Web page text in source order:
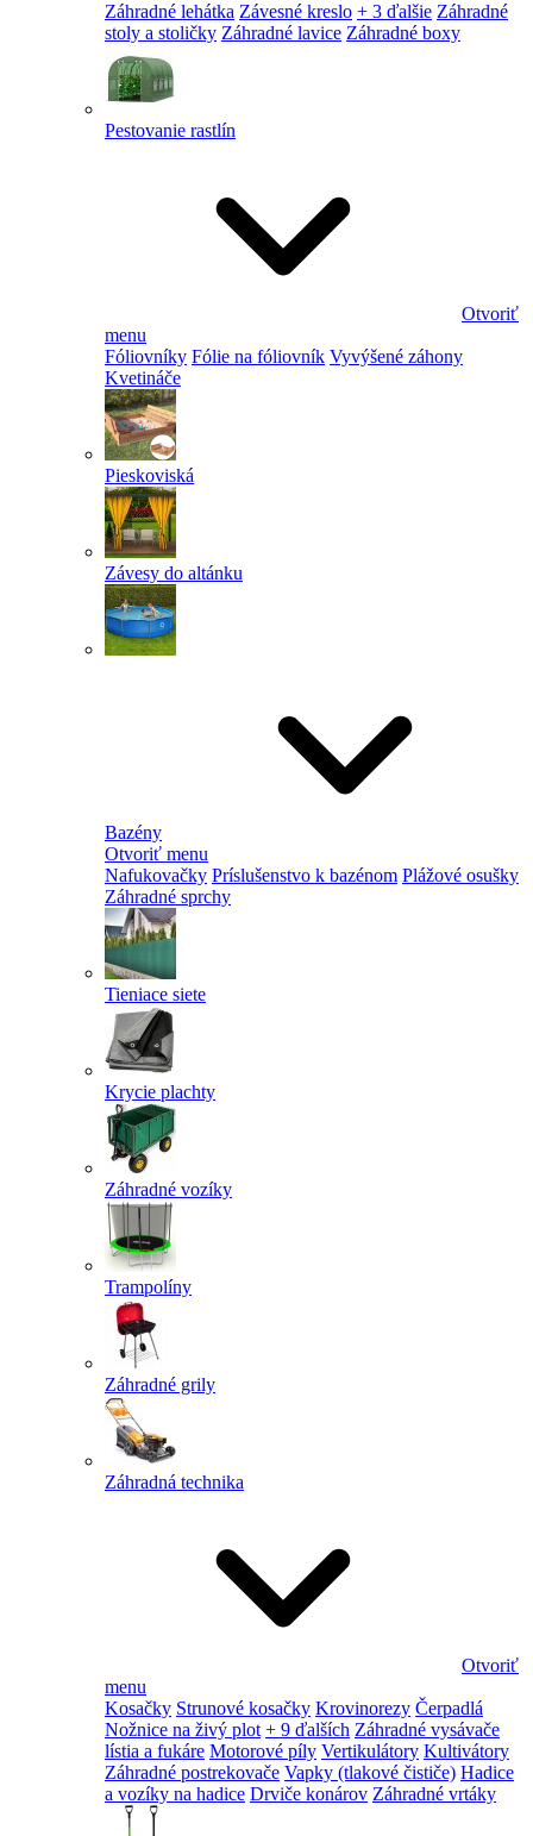
Záhradné lehátka Závesné kreslo + 3 ďalšie Záhradné
stoly a stoličky Záhradné lavice Záhradné boxy
Pestovanie rastlín
Otvoriť
menu
Fóliovníky Fólie na fóliovník Vyvýšené záhony
Kvetináče
Pieskoviská
Závesy do altánku
Bazény
Otvoriť menu
Nafukovačky Príslušenstvo k bazénom Plážové osušky
Záhradné sprchy
Tieniace siete
Krycie plachty
Záhradné vozíky
Trampolíny
Záhradné grily
Záhradná technika
Otvoriť
menu
Kosačky Strunové kosačky Krovinorezy Čerpadlá
Nožnice na živý plot + 9 ďalších Záhradné vysávače
lístia a fukáre Motorové píly Vertikulátory Kultivátory
Záhradné postrekovače Vapky (tlakové čističe) Hadice
a vozíky na hadice Drviče konárov Záhradné vrtáky